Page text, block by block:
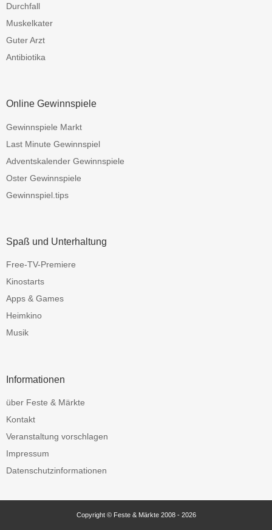
Durchfall
Muskelkater
Guter Arzt
Antibiotika
Online Gewinnspiele
Gewinnspiele Markt
Last Minute Gewinnspiel
Adventskalender Gewinnspiele
Oster Gewinnspiele
Gewinnspiel.tips
Spaß und Unterhaltung
Free-TV-Premiere
Kinostarts
Apps & Games
Heimkino
Musik
Informationen
über Feste & Märkte
Kontakt
Veranstaltung vorschlagen
Impressum
Datenschutzinformationen
Copyright © Feste & Märkte 2008 - 2026